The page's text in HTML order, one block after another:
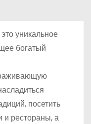
уникальное
богатый
посетить
и рестораны, а